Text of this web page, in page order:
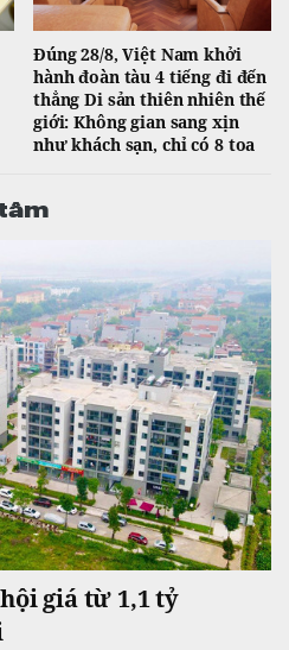
Đúng 28/8, Việt Nam khởi
hành đoàn tàu 4 tiếng đi đến
thẳng Di sản thiên nhiên thế
giới: Không gian sang xịn
như khách sạn, chỉ có 8 toa
giá từ 1,1 tỷ